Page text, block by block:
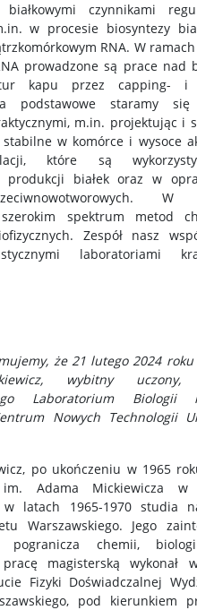
czynnikami
w procesie biosyntezy
RNA. W
prowadzone są prace nad
kapu przez capping- i
podstawowe staramy
m.in. projektując i
w komórce i wysoce
które są
produkcji białek oraz w
W
spektrum metod
Zespół nasz
laboratoriami
że 21 lutego 2024 roku
wybitny uczony,
Laboratorium
Nowych Technologii
po ukończeniu w 1965
im. Adama Mickiewicza w
w latach 1965-1970 studia
Warszawskiego. Jego
pogranicza chemii,
magisterską wykonał
Fizyki Doświadczalnej
pod kierunkiem